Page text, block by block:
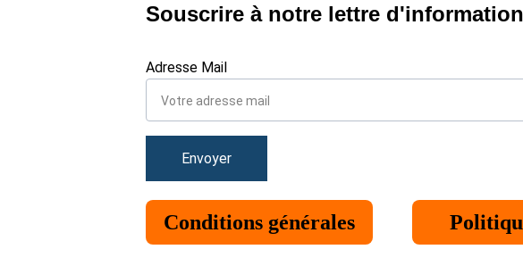
Adresse Mail
Envoyer
Souscrire à notre lettre d'information
Conditions générales